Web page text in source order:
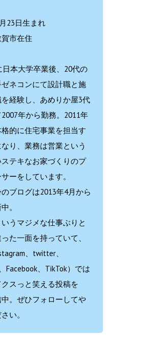
23日生まれ
市在住
日本大学卒業後、20代の
ネコンにて設計職と施
経験し、あめりか屋3代
年から勤務。2011年
的に住宅事業を担当す
り、業務は営業という
テキなお家づくりのプ
ーをしています。
のブログは2013年4月から
。
いうマジメな仕事ぶりと
た一面を持っていて、
、twitter、
Facebook、TikTok）では
スっと笑える投稿を
中。ぜひフォローしてや
い。